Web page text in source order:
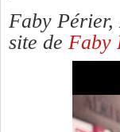
Faby Périer,
site de Faby